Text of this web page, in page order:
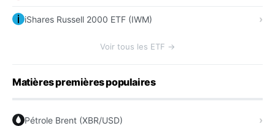
iShares Russell 2000 ETF (IWM)
Voir tous les ETF →
Matières premières populaires
Pétrole Brent (XBR/USD)